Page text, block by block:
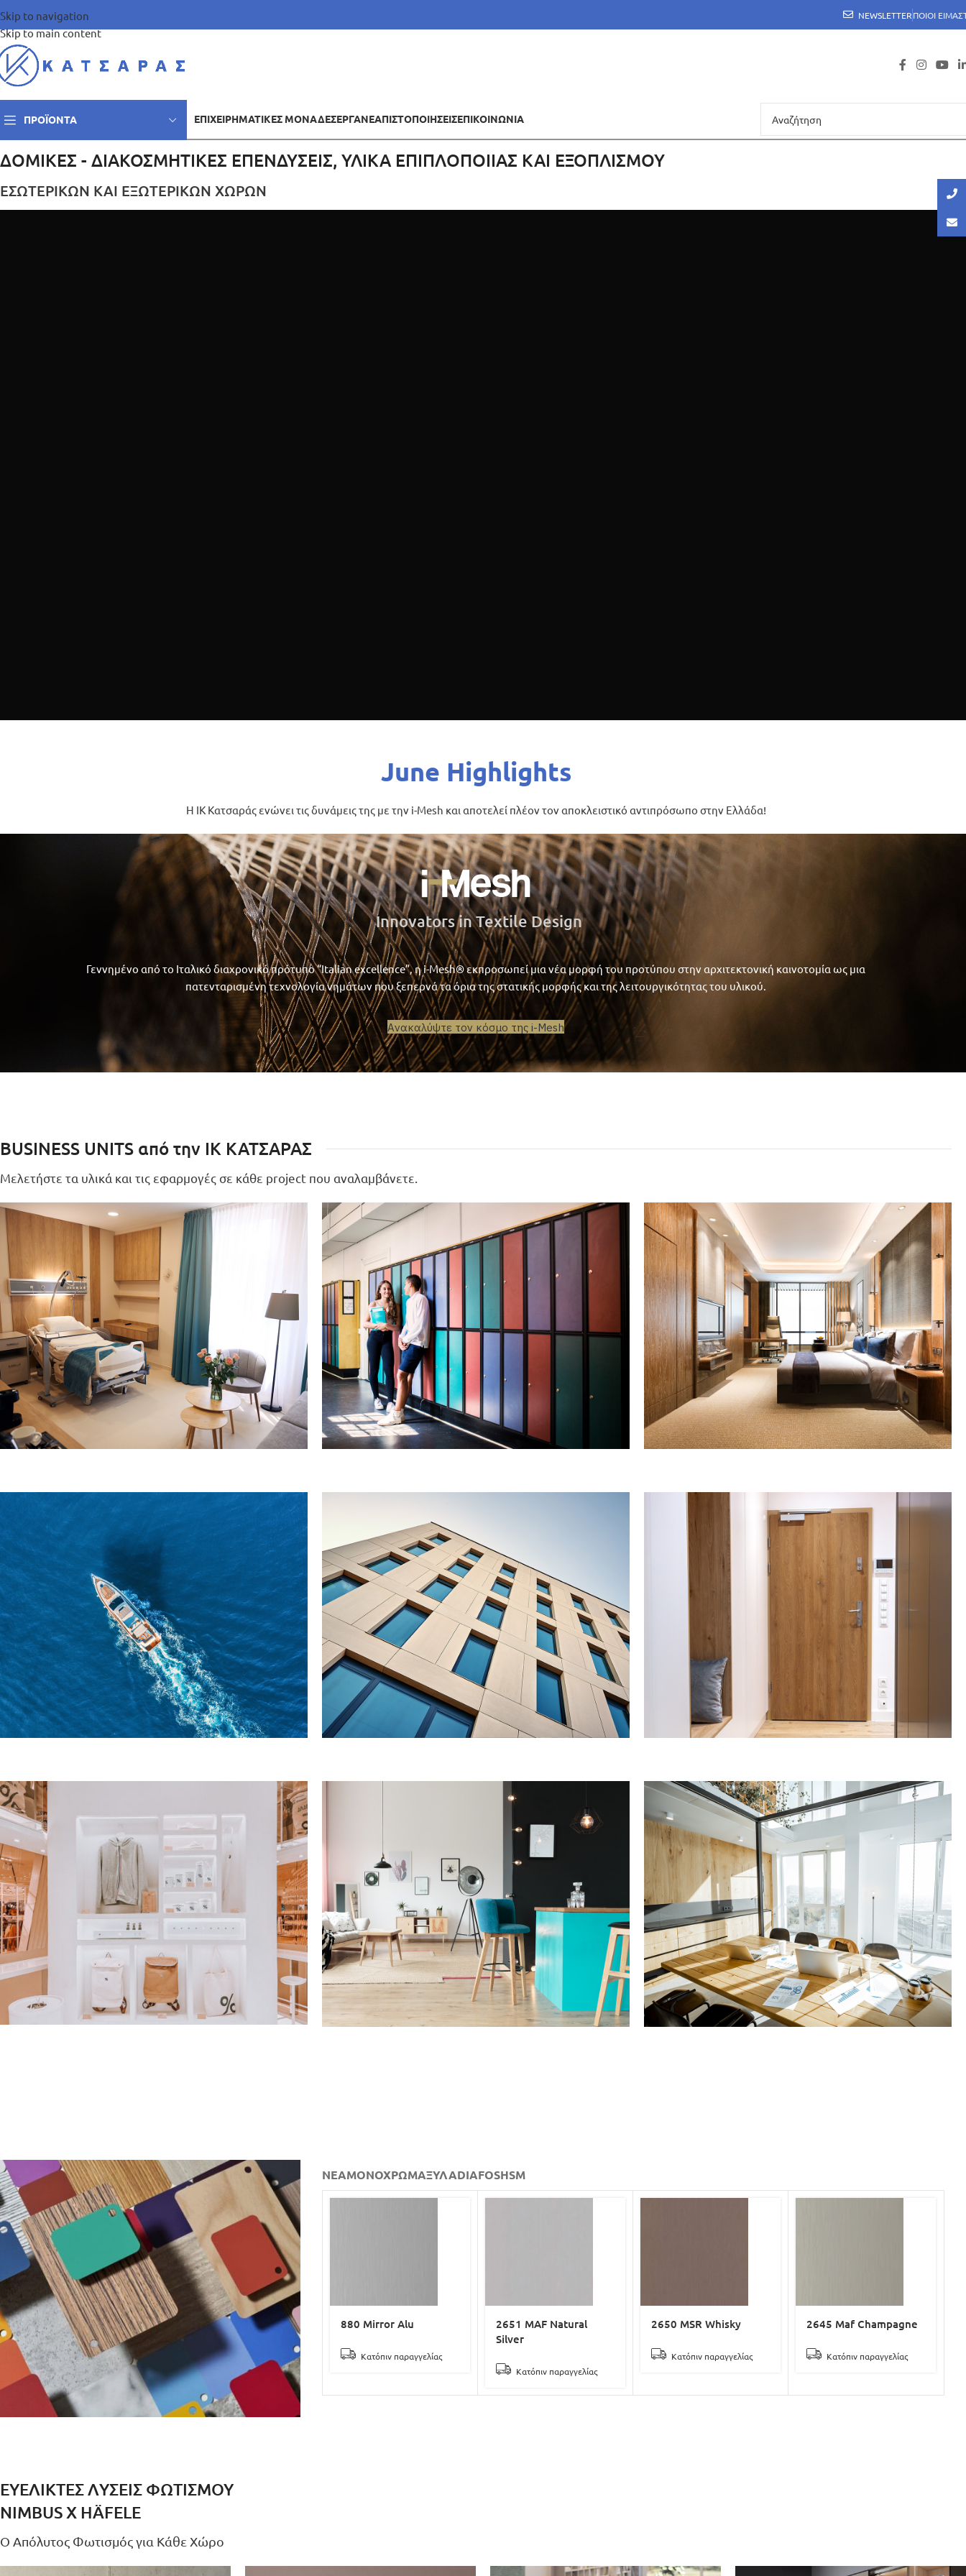
Skip to navigation
Skip to main content
NEWSLETTERΠΟΙΟΙ
ΠΡΟΪΌΝΤΑ ΕΠΙΧΕΙΡΗΜΑΤΙΚΈΣ ΜΟΝΆΔΕΣΕΡΓΑΝΕΑΠΙΣΤΟΠΟΙΗΣΕΙΣΕΠΙΚΟΙΝΩΝΙΑ
ΔΟΜΙΚΕΣ - ΔΙΑΚΟΣΜΗΤΙΚΕΣ ΕΠΕΝΔΥΣΕΙΣ, ΥΛΙΚΑ ΕΠΙΠΛΟΠΟΙΙΑΣ ΚΑΙ ΕΞΟΠΛΙΣΜΟΥ
ΕΣΩΤΕΡΙΚΩΝ ΚΑΙ ΕΞΩΤΕΡΙΚΩΝ ΧΩΡΩΝ
June Highlights
Η IK Κατσαράς ενώνει τις δυνάμεις της με την i-Mesh και αποτελεί πλέον τον αποκλειστικό αντιπρόσωπο στην Ελλάδα!
Innovators in Textile Design
Γεννημένο από το Ιταλικό διαχρονικό πρότυπο “Italian excellence”, η i-Mesh® εκπροσωπεί μια νέα μορφή του προτύπου στην αρχιτεκτονική καινοτομία ως μια
πατενταρισμένη τεχνολογία νημάτων που ξεπερνά τα όρια της στατικής μορφής και της λειτουργικότητας του υλικού.
Ανακαλύψτε τον κόσμο της i-Mesh
BUSINESS UNITS από την ΙΚ ΚΑΤΣΑΡΑΣ
Μελετήστε τα υλικά και τις εφαρμογές σε κάθε project που αναλαμβάνετε.
ΠΕΡΙΣΣΟΤΕΡΑ
ΞΕΝΟΔΟΧΕΙΩΝ
ΠΕΡΙΣΣΟΤΕΡΑ
ΠΛΟΙΩΝ
ΠΕΡΙΣΣΟΤΕΡΑ
& ΕΞΩΤΕΡΙΚΕΣ ΚΑΤΑΣΚΕΥΕΣ
ΠΟΡΤΑΣ
ΠΕΡΙΣΣΟΤΕΡΑ
Μεγάλη ποικιλία
χρωμάτων & υφών
ΝΕΑΜΟΝΟΧΡΩΜΑΞΥΛΑDIAFOSHSM
880 Mirror Alu
Κατόπιν παραγγελίας
2651 MAF Natural
Silver
Κατόπιν παραγγελίας
2650 MSR Whisky
Κατόπιν παραγγελίας
2645 Maf Champagne
Κατόπιν παραγγελίας
ΕΥΈΛΙΚΤΕΣ ΛΎΣΕΙΣ ΦΩΤΙΣΜΟΎ
NIMBUS X HÄFELE
Ο Απόλυτος Φωτισμός για Κάθε Χώρο